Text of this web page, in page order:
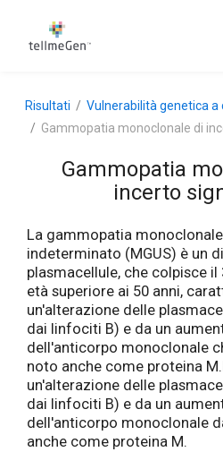
Risultati
Vulnerabilità genetica a
Gammopatia monoclonale di
Gammopatia
incerto
La gammopatia
indeterminato (MGUS) è un
plasmacellule, che colpisce il
età superiore ai 50 anni,
un'alterazione delle
dai linfociti B) e da un
dell'anticorpo monoclonale
noto anche come proteina
un'alterazione delle
dai linfociti B) e da un
dell'anticorpo monoclonale
anche come proteina M.